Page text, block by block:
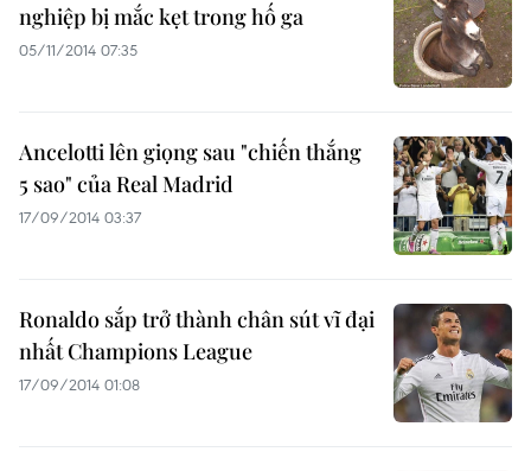
nghiệp bị mắc kẹt trong hố ga
05/11/2014 07:35
Ancelotti lên giọng sau "chiến thắng
5 sao" của Real Madrid
17/09/2014 03:37
Ronaldo sắp trở thành chân sút vĩ đại
nhất Champions League
17/09/2014 01:08